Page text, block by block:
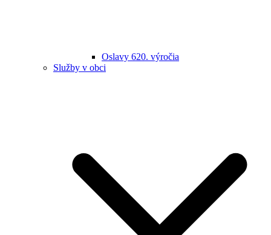
Oslavy 620. výročia
Služby v obci